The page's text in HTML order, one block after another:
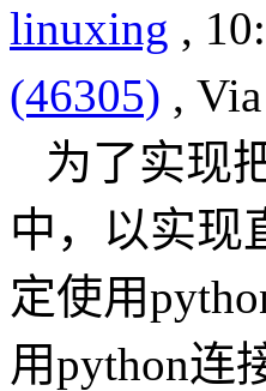
linuxing ,
(46305) ,
为了实现
中，以实现
定使用
用python连